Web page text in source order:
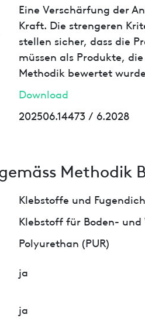
Eine Verschärfung der
Kraft. Die strengeren
stellen sicher, dass die
müssen als Produkte,
Methodik bewertet
Download
202506.14473 / 6.2028
Methodik
Klebstoffe und
Klebstoff für Boden- und
Polyurethan (PUR)
ja
ja